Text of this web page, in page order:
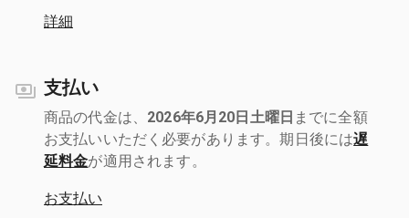
詳細
支払い
商品の代金は、 2026年6月20日土曜日 までに全額
お支払いいただく必要があります。期日後には遅
延料金が適用されます。
お支払い